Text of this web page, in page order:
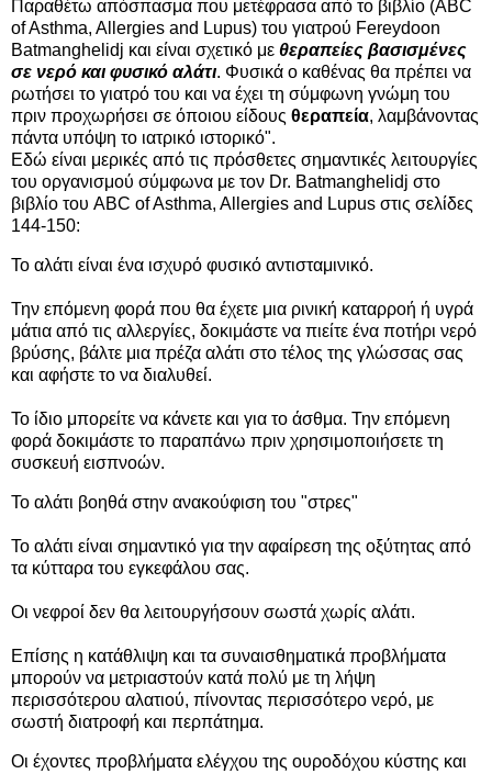
Παραθέτω απόσπασμα που μετέφρασα από το βιβλίο (ABC
of Asthma, Allergies and Lupus) του γιατρού Fereydoon
Batmanghelidj και είναι σχετικό με θεραπείες βασισμένες
σε νερό και φυσικό αλάτι. Φυσικά ο καθένας θα πρέπει να
ρωτήσει το γιατρό του και να έχει τη σύμφωνη γνώμη του
πριν προχωρήσει σε όποιου είδους θεραπεία, λαμβάνοντας
πάντα υπόψη το ιατρικό ιστορικό".
Εδώ είναι μερικές από τις πρόσθετες σημαντικές λειτουργίες
του οργανισμού σύμφωνα με τον Dr. Batmanghelidj στο
βιβλίο του ABC of Asthma, Allergies and Lupus στις σελίδες
144-150:
Το αλάτι είναι ένα ισχυρό φυσικό αντισταμινικό.
Την επόμενη φορά που θα έχετε μια ρινική καταρροή ή υγρά
μάτια από τις αλλεργίες, δοκιμάστε να πιείτε ένα ποτήρι νερό
βρύσης, βάλτε μια πρέζα αλάτι στο τέλος της γλώσσας σας
και αφήστε το να διαλυθεί.
Το ίδιο μπορείτε να κάνετε και για το άσθμα. Την επόμενη
φορά δοκιμάστε το παραπάνω πριν χρησιμοποιήσετε τη
συσκευή εισπνοών.
Το αλάτι βοηθά στην ανακούφιση του "στρες"
Το αλάτι είναι σημαντικό για την αφαίρεση της οξύτητας από
τα κύτταρα του εγκεφάλου σας.
Οι νεφροί δεν θα λειτουργήσουν σωστά χωρίς αλάτι.
Επίσης η κατάθλιψη και τα συναισθηματικά προβλήματα
μπορούν να μετριαστούν κατά πολύ με τη λήψη
περισσότερου αλατιού, πίνοντας περισσότερο νερό, με
σωστή διατροφή και περπάτημα.
Οι έχοντες προβλήματα ελέγχου της ουροδόχου κύστης και